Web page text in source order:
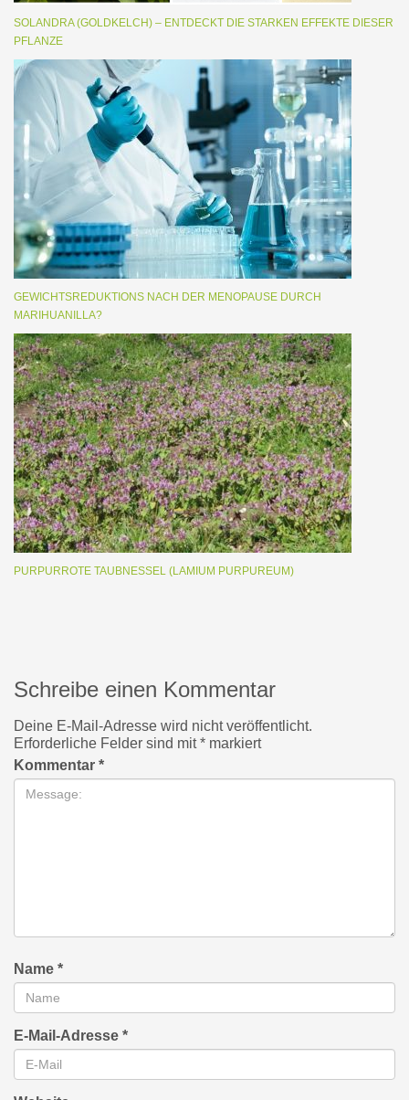
SOLANDRA (GOLDKELCH) – ENTDECKT DIE STARKEN EFFEKTE DIESER
PFLANZE
GEWICHTSREDUKTIONS NACH DER MENOPAUSE DURCH
MARIHUANILLA?
PURPURROTE TAUBNESSEL (LAMIUM PURPUREUM)
Schreibe einen Kommentar
Deine E-Mail-Adresse wird nicht veröffentlicht.
Erforderliche Felder sind mit* markiert
Kommentar *
Name *
E-Mail-Adresse *